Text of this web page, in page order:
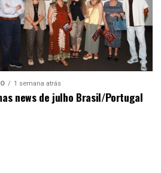
1 semana atrás
news de julho Brasil/Portugal